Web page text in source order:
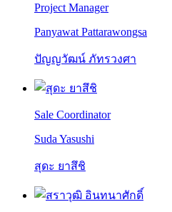
Project Manager
Panyawat Pattarawongsa
ปัญญวัฒน์ ภัทรวงศา
Sale Coordinator
Suda Yasushi
สุดะ ยาสึชิ